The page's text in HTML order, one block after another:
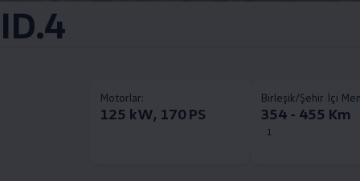
ID.4
Motorlar:
125 kW, 170 PS
Birleşik/Şehir İçi
354 - 455 Km
1